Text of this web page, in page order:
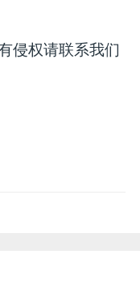
侵权请联系我们